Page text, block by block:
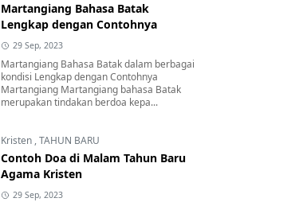
Martangiang Bahasa Batak
Lengkap dengan Contohnya
29 Sep, 2023
Martangiang Bahasa Batak dalam berbagai
kondisi Lengkap dengan Contohnya
Martangiang Martangiang bahasa Batak
merupakan tindakan berdoa kepa...
Kristen ,TAHUN BARU
Contoh Doa di Malam Tahun Baru
Agama Kristen
29 Sep, 2023